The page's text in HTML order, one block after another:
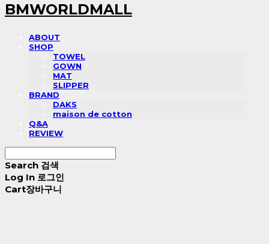
BMWORLDMALL
ABOUT
SHOP
TOWEL
GOWN
MAT
SLIPPER
BRAND
DAKS
maison de cotton
Q&A
REVIEW
Search 검색
Log In 로그인
Cart장바구니